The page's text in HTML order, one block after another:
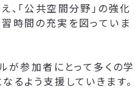
、「公共空間分野」の強化
時間の充実を図っていま
が参加者にとって多くの学
るよう支援していきます。